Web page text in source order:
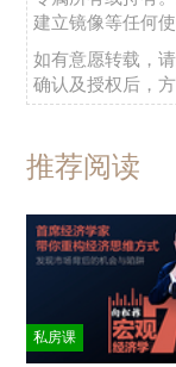
建立镜像等任何使
如有意愿转载，
确认及授权后，方
推荐阅读
私房课